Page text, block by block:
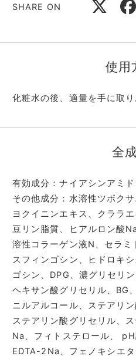
SHARE ON
使用
化粧水の後、適量を手に取
全
有効成分：ナイアシンアミ
その他成分：水溶性ツボク
ヨクイニンエキス、クララ
豆リン脂質、ヒアルロン酸
溶性コラーゲン液N、セラ
スフィンゴシン、ヒドロキ
ゴシン、DPG、濃グリセリ
ヘキサン酸グリセリル、BG
ニルアルコール、ステアリ
ステアリン酸グリセリル、
Na、フィトステロール、 pH
EDTA-2Na、フェノキシエ